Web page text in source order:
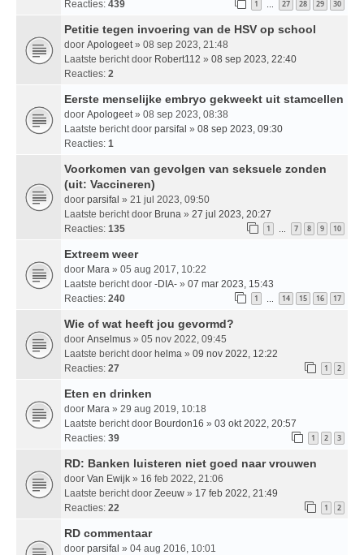
Reacties: 439 1 … 27 28 29 30
Petitie tegen invoering van de HSV op school
door Apologeet » 08 sep 2023, 21:48
Laatste bericht door Robert112 » 08 sep 2023, 22:40
Reacties: 2
Eerste menselijke embryo gekweekt uit stamcellen
door Apologeet » 08 sep 2023, 08:38
Laatste bericht door parsifal » 08 sep 2023, 09:30
Reacties: 1
Voorkomen van gevolgen van seksuele zonden
(uit: Vaccineren)
door parsifal » 21 jul 2023, 09:50
Laatste bericht door Bruna » 27 jul 2023, 20:27
Reacties: 135 1 … 7 8 9 10
Extreem weer
door Mara » 05 aug 2017, 10:22
Laatste bericht door -DIA- » 07 mar 2023, 15:43
Reacties: 240 1 … 14 15 16 17
Wie of wat heeft jou gevormd?
door Anselmus » 05 nov 2022, 09:45
Laatste bericht door helma » 09 nov 2022, 12:22
Reacties: 27 1 2
Eten en drinken
door Mara » 29 aug 2019, 10:18
Laatste bericht door Bourdon16 » 03 okt 2022, 20:57
Reacties: 39 1 2 3
RD: Banken luisteren niet goed naar vrouwen
door Van Ewijk » 16 feb 2022, 21:06
Laatste bericht door Zeeuw » 17 feb 2022, 21:49
Reacties: 22 1 2
RD commentaar
door parsifal » 04 aug 2016, 10:01